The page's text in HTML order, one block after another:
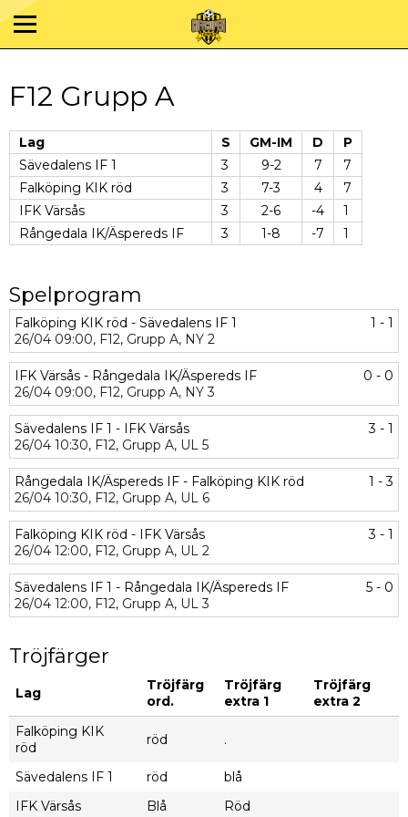
F12 Grupp A
Lag S GM-IM D
P
Sävedalens IF 1
3 9-2 7
7
Falköping KIK röd
3 7-3 4
7
IFK Värsås
3 2-6 -4
1
Rångedala IK/Äspereds IF
3 1-8 -7 1
Spelprogram
Falköping KIK röd - Sävedalens IF 1
1 - 1
26/04 09:00, F12, Grupp A, NY 2
IFK Värsås - Rångedala IK/Äspereds IF
0 - 0
26/04 09:00, F12, Grupp A, NY 3
Sävedalens IF 1 - IFK Värsås
3 - 1
26/04 10:30, F12, Grupp A, UL 5
Rångedala IK/Äspereds IF - Falköping KIK röd
1 - 3
26/04 10:30, F12, Grupp A, UL 6
Falköping KIK röd - IFK Värsås
3 - 1
26/04 12:00, F12, Grupp A, UL 2
Sävedalens IF 1 - Rångedala IK/Äspereds IF
5 - 0
26/04 12:00, F12, Grupp A, UL 3
Tröjfärger
Lag
Tröjfärg
ord.
Tröjfärg
extra 1
Tröjfärg
extra 2
Falköping KIK
röd
röd .
Sävedalens IF 1 röd
blå
IFK Värsås
Blå Röd